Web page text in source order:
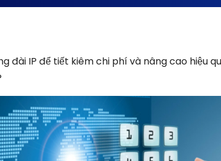
đài IP để tiết kiêm chi phí và nâng cao hiệu